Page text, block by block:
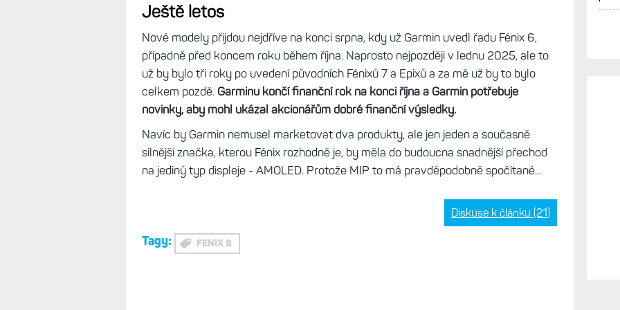
Ještě letos
Nové modely přijdou nejdříve na konci srpna, kdy už Garmin uvedl řadu Fénix 6,
případně před koncem roku během října. Naprosto nejpozději v lednu 2025, ale to
už by bylo tři roky po uvedení původních Fénixů 7 a Epixů a za mě už by to bylo
celkem pozdě. Garminu končí finanční rok na konci října a Garmin potřebuje
novinky, aby mohl ukázal akcionářům dobré finanční výsledky.
Navíc by Garmin nemusel marketovat dva produkty, ale jen jeden a současně
silnější značka, kterou Fénix rozhodně je, by měla do budoucna snadnější přechod
na jediný typ displeje - AMOLED. Protože MIP to má pravděpodobně spočítané...
Diskuse k článku (21)
Tagy: FENIX 8